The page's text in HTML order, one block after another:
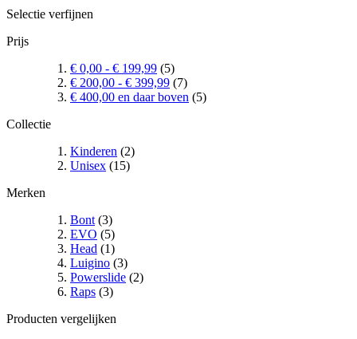
Selectie verfijnen
Prijs
€ 0,00 - € 199,99 (5)
€ 200,00 - € 399,99 (7)
€ 400,00 en daar boven (5)
Collectie
Kinderen (2)
Unisex (15)
Merken
Bont (3)
EVO (5)
Head (1)
Luigino (3)
Powerslide (2)
Raps (3)
Producten vergelijken